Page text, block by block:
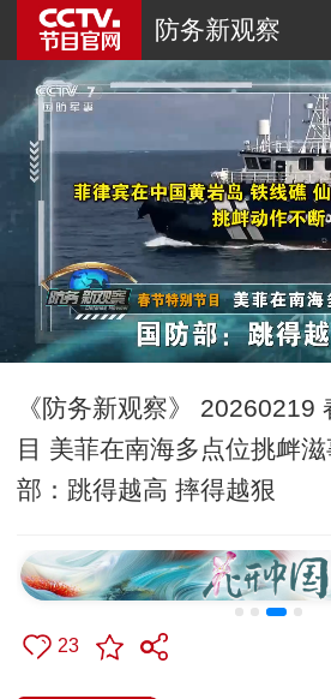
防务新观察
《防务新观察》 20260219
目 美菲在南海多点位挑衅
部：跳得越高 摔得越狠
23